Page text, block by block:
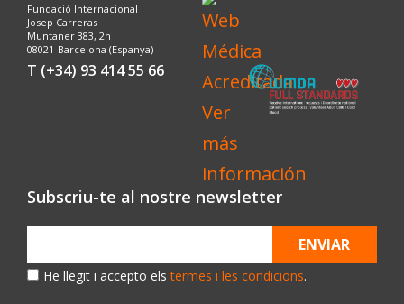
Fundació Internacional
Josep Carreras
Muntaner 383, 2n
08021-Barcelona (Espanya)
T (+34) 93 414 55 66
Subscriu-te al nostre newsletter
He llegit i accepto elstermes i les condicions.
ENVIAR